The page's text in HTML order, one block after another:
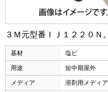
３Ｍ元型番ＩＪ１２２０Ｎ。
基材 塩ビ
用途 短中期屋外
メディア 溶剤用メディア